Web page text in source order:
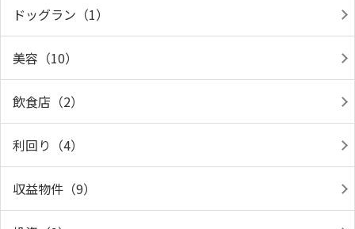
ドッグラン（1）
美容（10）
飲食店（2）
利回り（4）
収益物件（9）